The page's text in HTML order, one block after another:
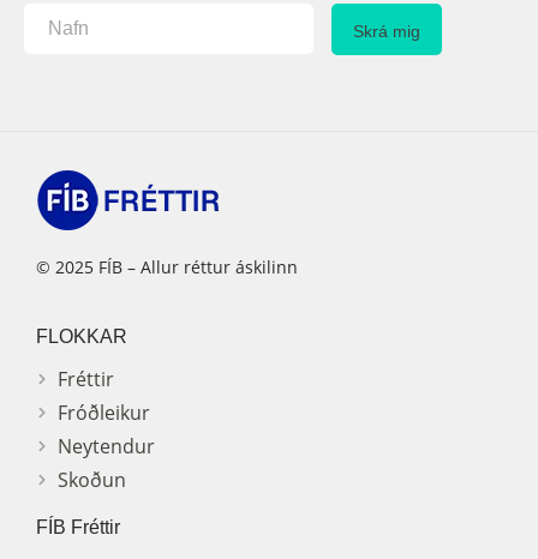
© 2025 FÍB – Allur réttur áskilinn
FLOKKAR
Fréttir
Fróðleikur
Neytendur
Skoðun
FÍB Fréttir